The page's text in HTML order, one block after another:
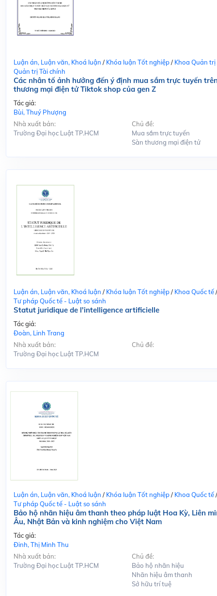
Luận án, Luận văn, Khoá luận / Khóa luận Tốt nghiệp/ Khoa Quản trị
Quản trị Tài chính
Các nhân tố ảnh hưởng đến ý định mua sắm trực tuyến
thương mại điện tử Tiktok shop của gen Z
Tác giả:
Bùi, Thuý Phượng
Nhà xuất bản:
Trường Đại học Luật TP.HCM
Chủ đề:
Mua sắm trực tuyến
Sàn thương mại điện tử
Luận án, Luận văn, Khoá luận / Khóa luận Tốt nghiệp/ Khoa Quốc tế/
Tư pháp Quốc tế - Luật so sánh
Statut juridique de l'intelligence artificielle
Tác giả:
Đoàn, Linh Trang
Nhà xuất bản:
Trường Đại học Luật TP.HCM
Chủ đề:
Luận án, Luận văn, Khoá luận / Khóa luận Tốt nghiệp/ Khoa Quốc tế/
Tư pháp Quốc tế - Luật so sánh
Bảo hộ nhãn hiệu âm thanh theo pháp luật Hoa Kỳ, Liên
Âu, Nhật Bản và kinh nghiệm cho Việt Nam
Tác giả:
Đinh, Thị Minh Thu
Nhà xuất bản:
Trường Đại học Luật TP.HCM
Chủ đề:
Bảo hộ nhãn hiệu
Nhãn hiệu âm thanh
Sở hữu trí tuệ